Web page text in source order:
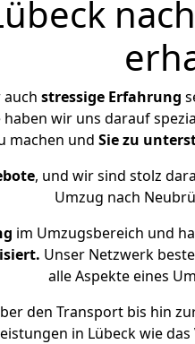
auch stressige Erfahrung
wir uns darauf
machen und Sie zu
, und wir sind stolz
Umzug nach
im Umzugsbereich und
Unser Netzwerk
alle Aspekte eines
den Transport bis hin
in Lübeck wie das